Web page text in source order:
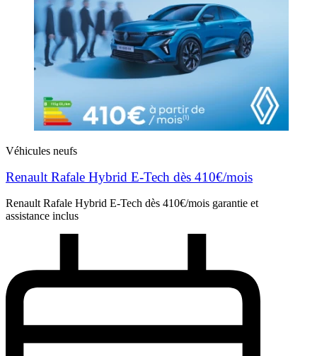
Véhicules neufs
Renault Rafale Hybrid E-Tech dès 410€/mois
Renault Rafale Hybrid E-Tech dès 410€/mois garantie et
assistance inclus